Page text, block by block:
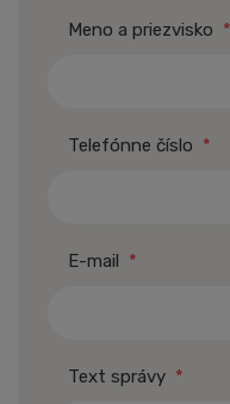
Meno a priezvisko *
Telefónne číslo *
E-mail *
Text správy *